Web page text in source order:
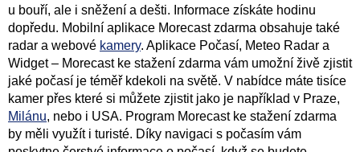
u bouří, ale i sněžení a dešti. Informace získáte hodinu
dopředu. Mobilní aplikace Morecast zdarma obsahuje také
radar a webové kamery. Aplikace Počasí, Meteo Radar a
Widget – Morecast ke stažení zdarma vám umožní živě zjistit
jaké počasí je téměř kdekoli na světě. V nabídce máte tisíce
kamer přes které si můžete zjistit jako je například v Praze,
Milánu, nebo i USA. Program Morecast ke stažení zdarma
by měli využít i turisté. Díky navigaci s počasím vám